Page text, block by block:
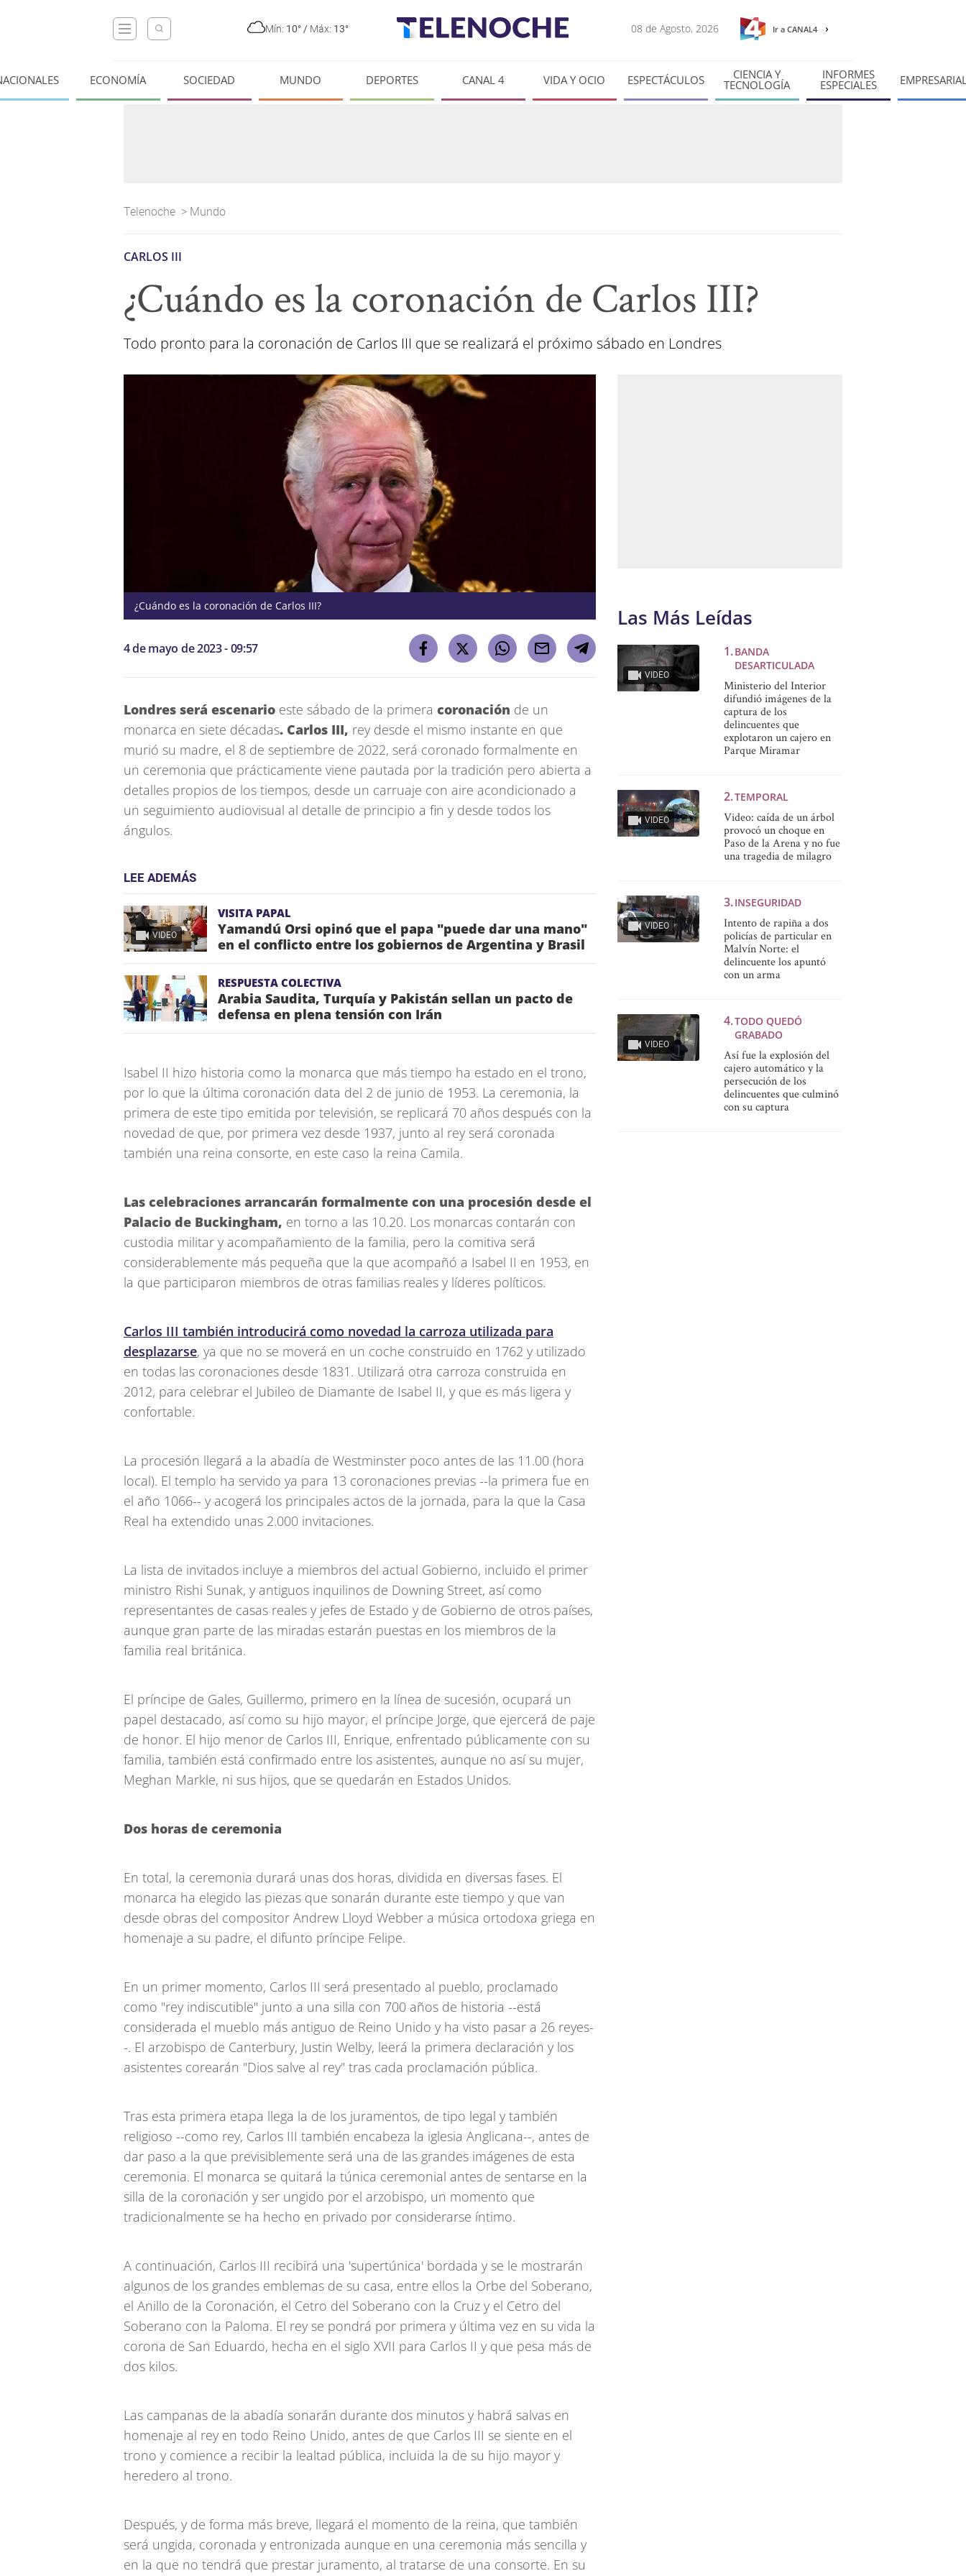
Mín: 10° / Máx: 13° 08 de Agosto, 2026 Ir a CANAL4
ECONOMÍA SOCIEDAD MUNDO DEPORTES CANAL 4 VIDA Y OCIO ESPECTÁCULOS CIENCIA Y
TECNOLOGÍA
INFORMES
ESPECIALES
Telenoche > Mundo
CARLOS III
¿Cuándo es la coronación de Carlos III?
Todo pronto para la coronación de Carlos III que se realizará el próximo sábado en Londres
¿Cuándo es la coronación de Carlos III?
4 de mayo de 2023 - 09:57
Londres será escenario este sábado de la primera coronación de un
monarca en siete décadas. Carlos III, rey desde el mismo instante en que
murió su madre, el 8 de septiembre de 2022, será coronado formalmente en
un ceremonia que prácticamente viene pautada por la tradición pero abierta a
detalles propios de los tiempos, desde un carruaje con aire acondicionado a
un seguimiento audiovisual al detalle de principio a fin y desde todos los
ángulos.
LEE ADEMÁS
VIDEO
VISITA PAPAL
Yamandú Orsi opinó que el papa "puede dar una mano"
en el conflicto entre los gobiernos de Argentina y Brasil
RESPUESTA COLECTIVA
Arabia Saudita, Turquía y Pakistán sellan un pacto de
defensa en plena tensión con Irán
Isabel II hizo historia como la monarca que más tiempo ha estado en el trono,
por lo que la última coronación data del 2 de junio de 1953. La ceremonia, la
primera de este tipo emitida por televisión, se replicará 70 años después con la
novedad de que, por primera vez desde 1937, junto al rey será coronada
también una reina consorte, en este caso la reina Camila.
Las celebraciones arrancarán formalmente con una procesión desde el
Palacio de Buckingham, en torno a las 10.20. Los monarcas contarán con
custodia militar y acompañamiento de la familia, pero la comitiva será
considerablemente más pequeña que la que acompañó a Isabel II en 1953, en
la que participaron miembros de otras familias reales y líderes políticos.
Carlos III también introducirá como novedad la carroza utilizada para
desplazarse, ya que no se moverá en un coche construido en 1762 y utilizado
en todas las coronaciones desde 1831. Utilizará otra carroza construida en
2012, para celebrar el Jubileo de Diamante de Isabel II, y que es más ligera y
confortable.
La procesión llegará a la abadía de Westminster poco antes de las 11.00 (hora
local). El templo ha servido ya para 13 coronaciones previas --la primera fue en
el año 1066-- y acogerá los principales actos de la jornada, para la que la Casa
Real ha extendido unas 2.000 invitaciones.
La lista de invitados incluye a miembros del actual Gobierno, incluido el primer
ministro Rishi Sunak, y antiguos inquilinos de Downing Street, así como
representantes de casas reales y jefes de Estado y de Gobierno de otros países,
aunque gran parte de las miradas estarán puestas en los miembros de la
familia real británica.
El príncipe de Gales, Guillermo, primero en la línea de sucesión, ocupará un
papel destacado, así como su hijo mayor, el príncipe Jorge, que ejercerá de paje
de honor. El hijo menor de Carlos III, Enrique, enfrentado públicamente con su
familia, también está confirmado entre los asistentes, aunque no así su mujer,
Meghan Markle, ni sus hijos, que se quedarán en Estados Unidos.
Dos horas de ceremonia
En total, la ceremonia durará unas dos horas, dividida en diversas fases. El
monarca ha elegido las piezas que sonarán durante este tiempo y que van
desde obras del compositor Andrew Lloyd Webber a música ortodoxa griega en
homenaje a su padre, el difunto príncipe Felipe.
En un primer momento, Carlos III será presentado al pueblo, proclamado
como "rey indiscutible" junto a una silla con 700 años de historia --está
considerada el mueblo más antiguo de Reino Unido y ha visto pasar a 26 reyes-
-. El arzobispo de Canterbury, Justin Welby, leerá la primera declaración y los
asistentes corearán "Dios salve al rey" tras cada proclamación pública.
Tras esta primera etapa llega la de los juramentos, de tipo legal y también
religioso --como rey, Carlos III también encabeza la iglesia Anglicana--, antes de
dar paso a la que previsiblemente será una de las grandes imágenes de esta
ceremonia. El monarca se quitará la túnica ceremonial antes de sentarse en la
silla de la coronación y ser ungido por el arzobispo, un momento que
tradicionalmente se ha hecho en privado por considerarse íntimo.
A continuación, Carlos III recibirá una 'supertúnica' bordada y se le mostrarán
algunos de los grandes emblemas de su casa, entre ellos la Orbe del Soberano,
el Anillo de la Coronación, el Cetro del Soberano con la Cruz y el Cetro del
Soberano con la Paloma. El rey se pondrá por primera y última vez en su vida la
corona de San Eduardo, hecha en el siglo XVII para Carlos II y que pesa más de
dos kilos.
Las campanas de la abadía sonarán durante dos minutos y habrá salvas en
homenaje al rey en todo Reino Unido, antes de que Carlos III se siente en el
trono y comience a recibir la lealtad pública, incluida la de su hijo mayor y
heredero al trono.
Después, y de forma más breve, llegará el momento de la reina, que también
será ungida, coronada y entronizada aunque en una ceremonia más sencilla y
en la que no tendrá que prestar juramento, al tratarse de una consorte. En su
Las Más Leídas
VIDEO
BANDA
DESARTICULADA
Ministerio del Interior
difundió imágenes de la
captura de los
delincuentes que
explotaron un cajero en
Parque Miramar
VIDEO
TEMPORAL
Video: caída de un árbol
provocó un choque en
Paso de la Arena y no fue
una tragedia de milagro
VIDEO
INSEGURIDAD
Intento de rapiña a dos
policías de particular en
Malvín Norte: el
delincuente los apuntó
con un arma
VIDEO
TODO QUEDÓ
GRABADO
Así fue la explosión del
cajero automático y la
persecución de los
delincuentes que culminó
con su captura